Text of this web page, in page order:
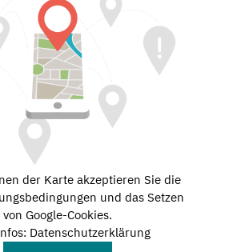
der Karte akzeptieren Sie die
und das Setzen
von Google-Cookies.
Datenschutzerklärung